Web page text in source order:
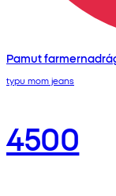
Pamut
typu mom jeans
4500